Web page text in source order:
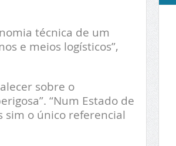
técnica de um
e meios logísticos”,
sobre o
“Num Estado de
sim o único referencial